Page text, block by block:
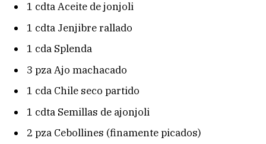
1 cdta Aceite de jonjoli
1 cdta Jenjibre rallado
1 cda Splenda
3 pza Ajo machacado
1 cda Chile seco partido
1 cdta Semillas de ajonjoli
2 pza Cebollines (finamente picados)